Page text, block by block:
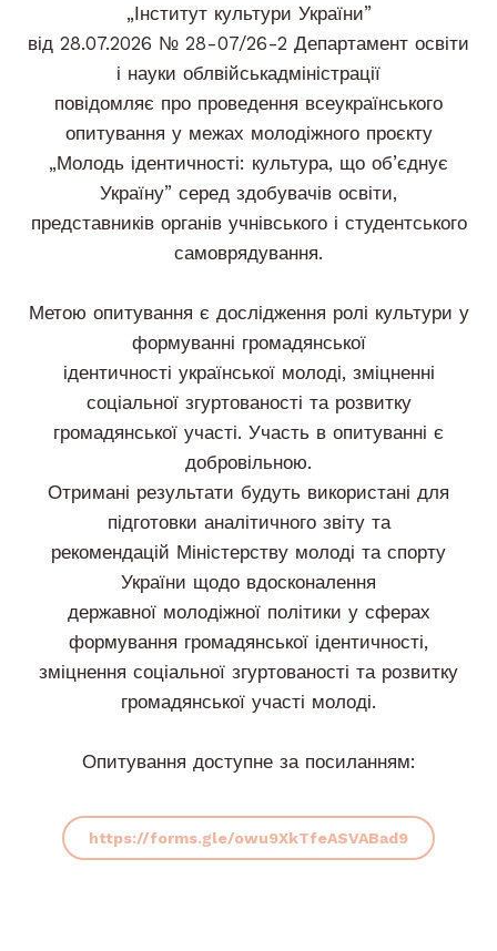
„Інститут культури України”
від 28.07.2026 № 28-07/26-2 Департамент освіти
і науки облвійськадміністрації
повідомляє про проведення всеукраїнського
опитування у межах молодіжного проєкту
„Молодь ідентичності: культура, що об’єднує
Україну” серед здобувачів освіти,
представників органів учнівського і студентського
самоврядування.
Метою опитування є дослідження ролі культури у
формуванні громадянської
ідентичності української молоді, зміцненні
соціальної згуртованості та розвитку
громадянської участі. Участь в опитуванні є
добровільною.
Отримані результати будуть використані для
підготовки аналітичного звіту та
рекомендацій Міністерству молоді та спорту
України щодо вдосконалення
державної молодіжної політики у сферах
формування громадянської ідентичності,
зміцнення соціальної згуртованості та розвитку
громадянської участі молоді.
Опитування доступне за посиланням:
https://forms.gle/owu9XkTfeASVABad9